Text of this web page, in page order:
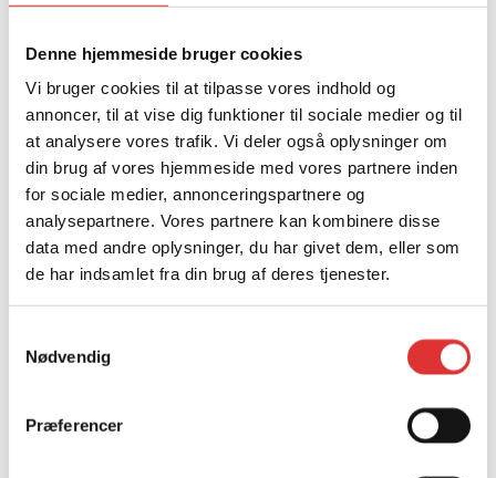
Denne hjemmeside bruger cookies
Vi bruger cookies til at tilpasse vores indhold og
annoncer, til at vise dig funktioner til sociale medier og til
at analysere vores trafik. Vi deler også oplysninger om
din brug af vores hjemmeside med vores partnere inden
for sociale medier, annonceringspartnere og
analysepartnere. Vores partnere kan kombinere disse
data med andre oplysninger, du har givet dem, eller som
de har indsamlet fra din brug af deres tjenester.
Nødvendig
Præferencer
320W Kvik Oplader
624,00kr.